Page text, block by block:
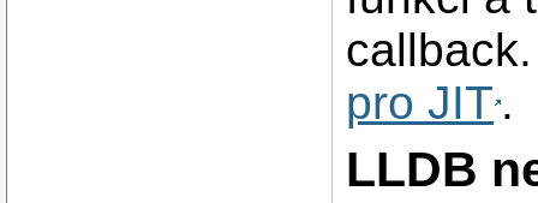
pro JIT .
LLDB